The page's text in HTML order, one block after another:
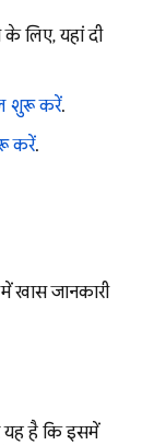
लिए, यहां दी
शुरू करें.
करें.
खास जानकारी
है कि इसमें